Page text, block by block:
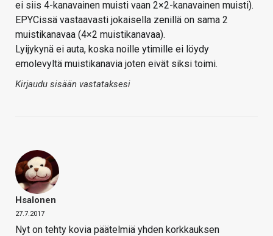
ei siis 4-kanavainen muisti vaan 2×2-kanavainen muisti).
EPYCissä vastaavasti jokaisella zenillä on sama 2
muistikanavaa (4×2 muistikanavaa).
Lyijykynä ei auta, koska noille ytimille ei löydy
emolevyltä muistikanavia joten eivät siksi toimi.
Kirjaudu sisään vastataksesi
Hsalonen
27.7.2017
Nyt on tehty kovia päätelmiä yhden korkkauksen